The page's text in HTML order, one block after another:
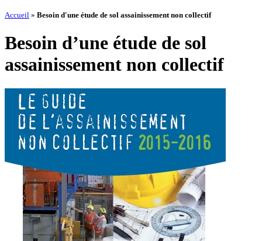
Accueil » Besoin d'une étude de sol assainissement non collectif
Besoin d’une étude de sol
assainissement non collectif